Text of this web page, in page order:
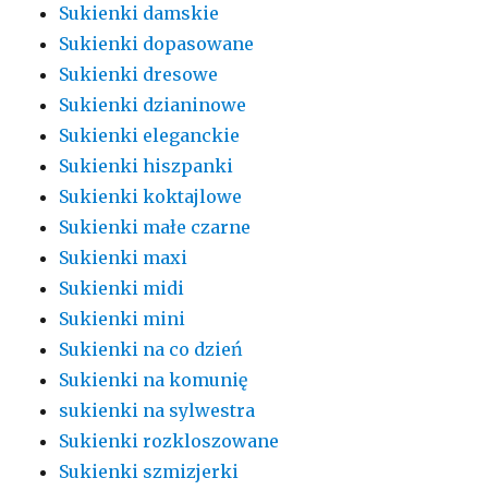
Sukienki damskie
Sukienki dopasowane
Sukienki dresowe
Sukienki dzianinowe
Sukienki eleganckie
Sukienki hiszpanki
Sukienki koktajlowe
Sukienki małe czarne
Sukienki maxi
Sukienki midi
Sukienki mini
Sukienki na co dzień
Sukienki na komunię
sukienki na sylwestra
Sukienki rozkloszowane
Sukienki szmizjerki